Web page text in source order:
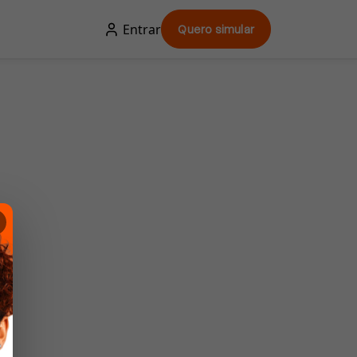
Entrar Quero simular